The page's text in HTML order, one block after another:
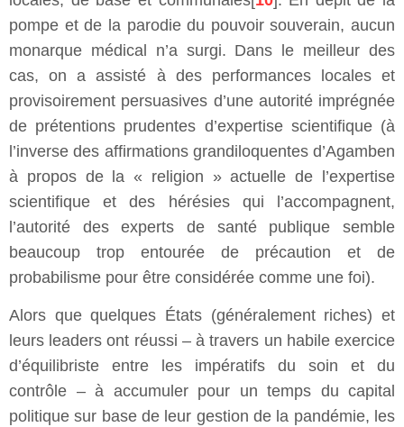
pompe et de la parodie du pouvoir souverain, aucun
monarque médical n’a surgi. Dans le meilleur des
cas, on a assisté à des performances locales et
provisoirement persuasives d’une autorité imprégnée
de prétentions prudentes d’expertise scientifique (à
l’inverse des affirmations grandiloquentes d’Agamben
à propos de la « religion » actuelle de l’expertise
scientifique et des hérésies qui l’accompagnent,
l’autorité des experts de santé publique semble
beaucoup trop entourée de précaution et de
probabilisme pour être considérée comme une foi).
Alors que quelques États (généralement riches) et
leurs leaders ont réussi – à travers un habile exercice
d’équilibriste entre les impératifs du soin et du
contrôle – à accumuler pour un temps du capital
politique sur base de leur gestion de la pandémie, les